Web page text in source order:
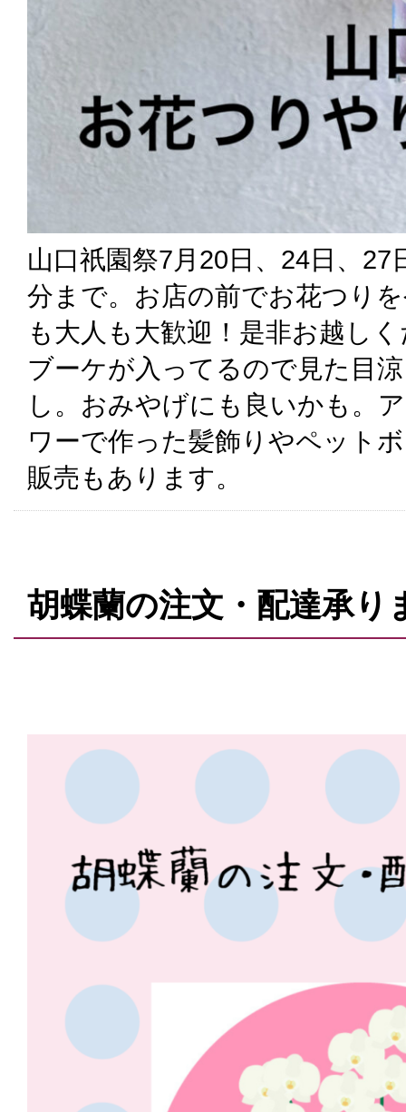
山口祇園祭7月20日、24日、27
分まで。お店の前でお花つり
も大人も大歓迎！是非お越し
ブーケが入ってるので見た目
し。おみやげにも良いかも。
ワーで作った髪飾りやペット
販売もあります。
胡蝶蘭の注文・配達承り